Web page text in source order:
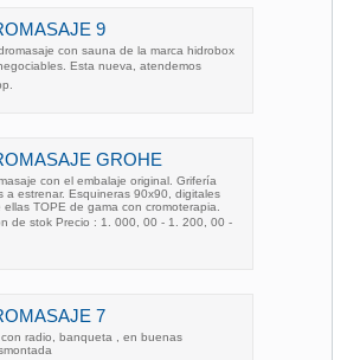
9
con sauna de la marca hidrobox
Esta nueva, atendemos
GROHE
con el embalaje original. Grifería
a estrenar. Esquineras 90x90, digitales
TOPE de gama con cromoterapia.
de stok Precio : 1. 000, 00 - 1. 200, 00 -
7
radio, banqueta , en buenas